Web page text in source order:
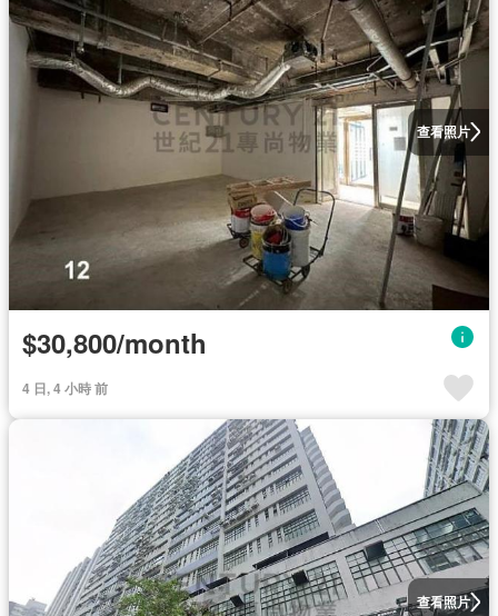
查看照片
$30,800/month
4 日, 4 小時 前
查看照片